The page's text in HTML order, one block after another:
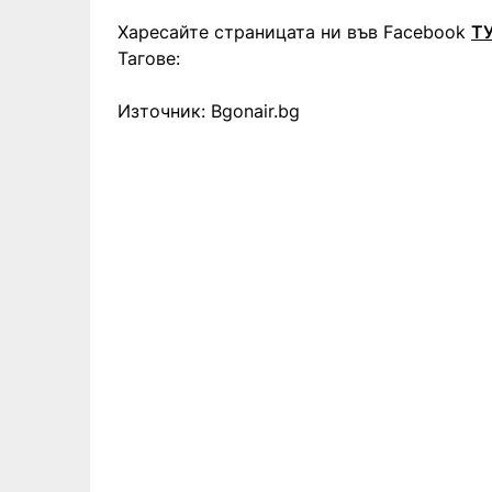
Харесайте страницата ни във Facebook
Тагове:
Източник: Bgonair.bg